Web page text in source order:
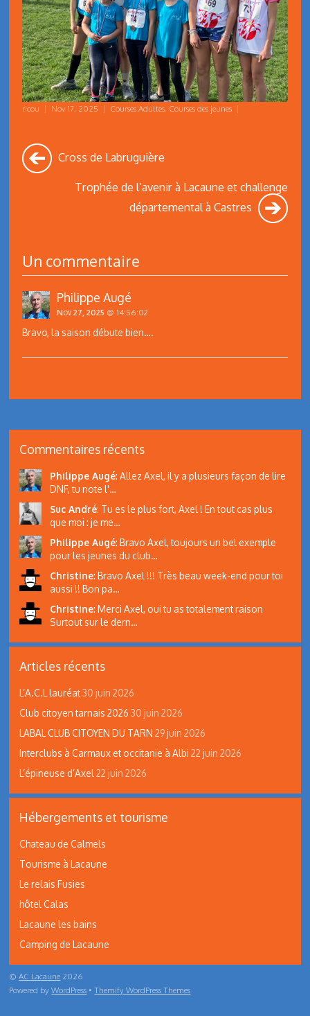
ricou | Nov 17, 2025 | Courses Adultes, Courses des jeunes |
Cross de Labruguière
Trophée de l’avenir à Lacaune et challenge
départemental à Castres
Un commentaire
Philippe Augé
Nov 27, 2025 @ 14:56:02
Bravo, la saison débute bien….
Commentaires récents
Philippe Augé: Allez Axel, il y a plusieurs façon de lire
DNF, tu note l'…
Suc André: Tu es le plus fort, Axel ! En tout cas plus
que moi : je me…
Philippe Augé: Bravo Axel, toujours un bel exemple
pour les jeunes du club…
Christine: Bravo Axel !!! Très beau week-end pour toi
aussi !! Bon pa…
Christine: Merci Axel, oui tu as totalement raison
Surtout sur le dern…
Articles récents
L’A.C.L lauréat 30 juin 2026
Club citoyen tarnais 2026 30 juin 2026
LABAL CLUB CITOYEN DU TARN 29 juin 2026
Interclubs à Carmaux et occitanie à Albi 22 juin 2026
L’épineuse d’Axel 22 juin 2026
Hébergements et tourisme
Chateau de Calmels
Tourisme à Lacaune
Le relais Fusies
hôtel Calas
Lacaune les bains
Camping de Lacaune
©AC Lacaune 2026
Powered byWordPress •Themify WordPress Themes